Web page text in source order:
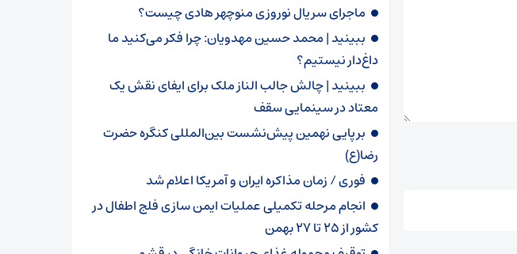
ماجرای سریال نوروزی منوچهر هادی چیست؟
ببینید | محمد حسین مهدویان: چرا فکر می‌کنید ما
داغ‌دار نیستیم؟
ببینید | چالش جالب الناز ملک برای ایفای نقش یک
معتاد در سینمایی سقف
برپایی نهمین پیش‌نشست بین‌المللی کنگره حضرت
رضا(ع)
فوری / زمان مذاکره ایران و آمریکا اعلام شد
انجام مرحله تکمیلی عملیات ایمن سازی فلج اطفال در
کشور از ۲۵ تا ۲۷ بهمن